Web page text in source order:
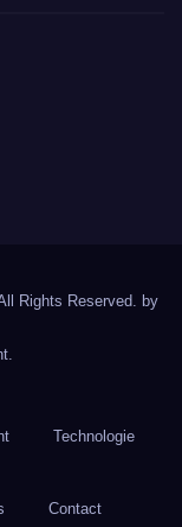
Rights Reserved. by
Technologie
Contact